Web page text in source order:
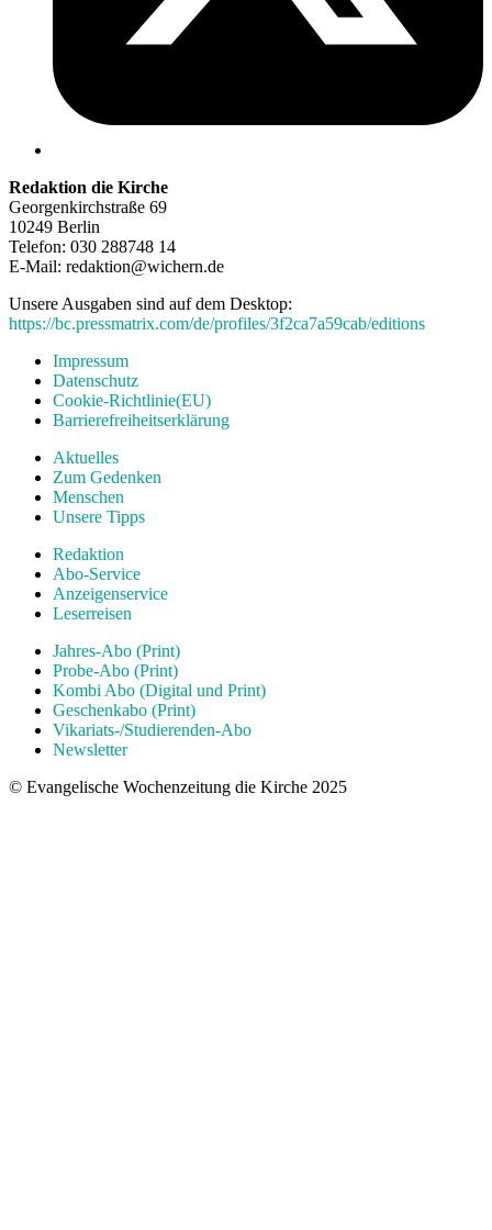
Redaktion die Kirche
Georgenkirchstraße 69
10249 Berlin
Telefon: 030 288748 14
E-Mail: redaktion@wichern.de
Unsere Ausgaben sind auf dem Desktop:
https://bc.pressmatrix.com/de/profiles/3f2ca7a59cab/editions
Impressum
Datenschutz
Cookie-Richtlinie(EU)
Barrierefreiheitserklärung
Aktuelles
Zum Gedenken
Menschen
Unsere Tipps
Redaktion
Abo-Service
Anzeigenservice
Leserreisen
Jahres-Abo (Print)
Probe-Abo (Print)
Kombi Abo (Digital und Print)
Geschenkabo (Print)
Vikariats-/Studierenden-Abo
Newsletter
© Evangelische Wochenzeitung die Kirche 2025